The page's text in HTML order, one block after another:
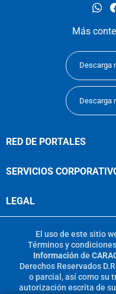
Más
Descarga
Descarga
RED DE PORTALES
SERVICIOS
LEGAL
El uso de este sitio
Términos y condiciones
Información de
Derechos Reservados
o parcial, así como su
autorización escrita de